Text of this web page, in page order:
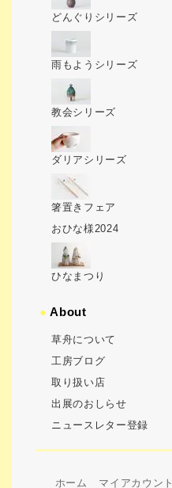
どんぐりシリーズ
雨もようシリーズ
教会シリーズ
ダリアシリーズ
箸置きフェア
おひな様2024
ひなまつり
●About
草舟について
工房ブログ
取り扱い店
出展のおしらせ
ニュースレター登録
ホーム マイアカウント